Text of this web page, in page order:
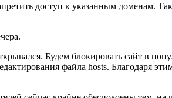
доступ к указанным доменам.
Будем блокировать сайт в
файла hosts. Благодаря